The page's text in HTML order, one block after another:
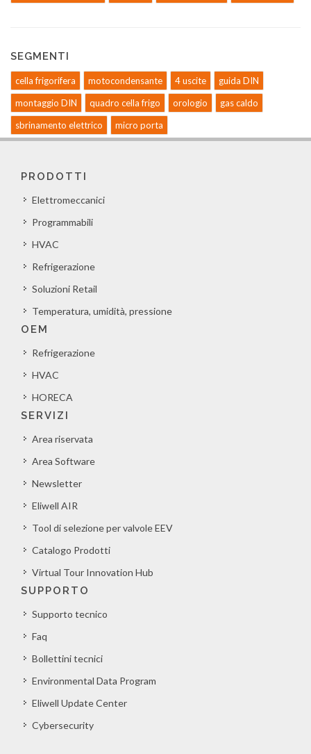
SEGMENTI
cella frigorifera motocondensante 4 uscite
guida DIN
montaggio DIN
quadro cella frigo orologio
gas caldo
sbrinamento elettrico
micro porta
PRODOTTI
Elettromeccanici
Programmabili
HVAC
Refrigerazione
Soluzioni Retail
Temperatura, umidità, pressione
OEM
Refrigerazione
HVAC
HORECA
SERVIZI
Area riservata
Area Software
Newsletter
Eliwell AIR
Tool di selezione per valvole EEV
Catalogo Prodotti
Virtual Tour Innovation Hub
SUPPORTO
Supporto tecnico
Faq
Bollettini tecnici
Environmental Data Program
Eliwell Update Center
Cybersecurity